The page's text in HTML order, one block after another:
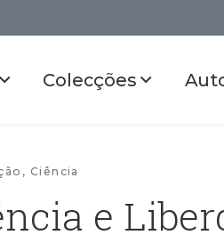
Colecções
, Ciência
e